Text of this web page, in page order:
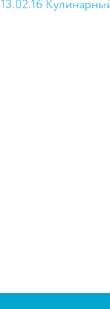
13.02.16